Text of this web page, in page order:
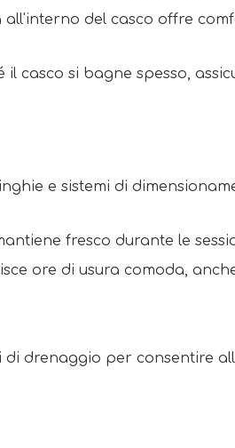
all'interno del casco offre
il casco si bagne spesso,
e sistemi di
fresco durante le
ore di usura comoda,
drenaggio per consentire